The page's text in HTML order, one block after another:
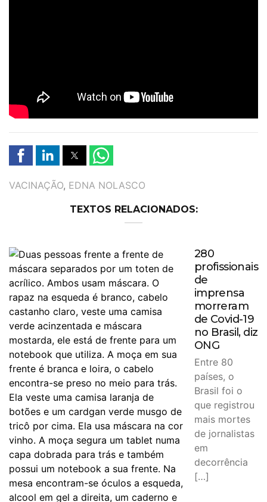
TAGS
VACINAÇÃO, EDNA NOLASCO
TEXTOS RELACIONADOS:
280
profissionais
de
imprensa
morreram
de Covid-19
no Brasil, diz
ONG
Entre 80
países, o
Brasil foi o
que registrou
mais mortes
de jornalistas
em
decorrência
[…]